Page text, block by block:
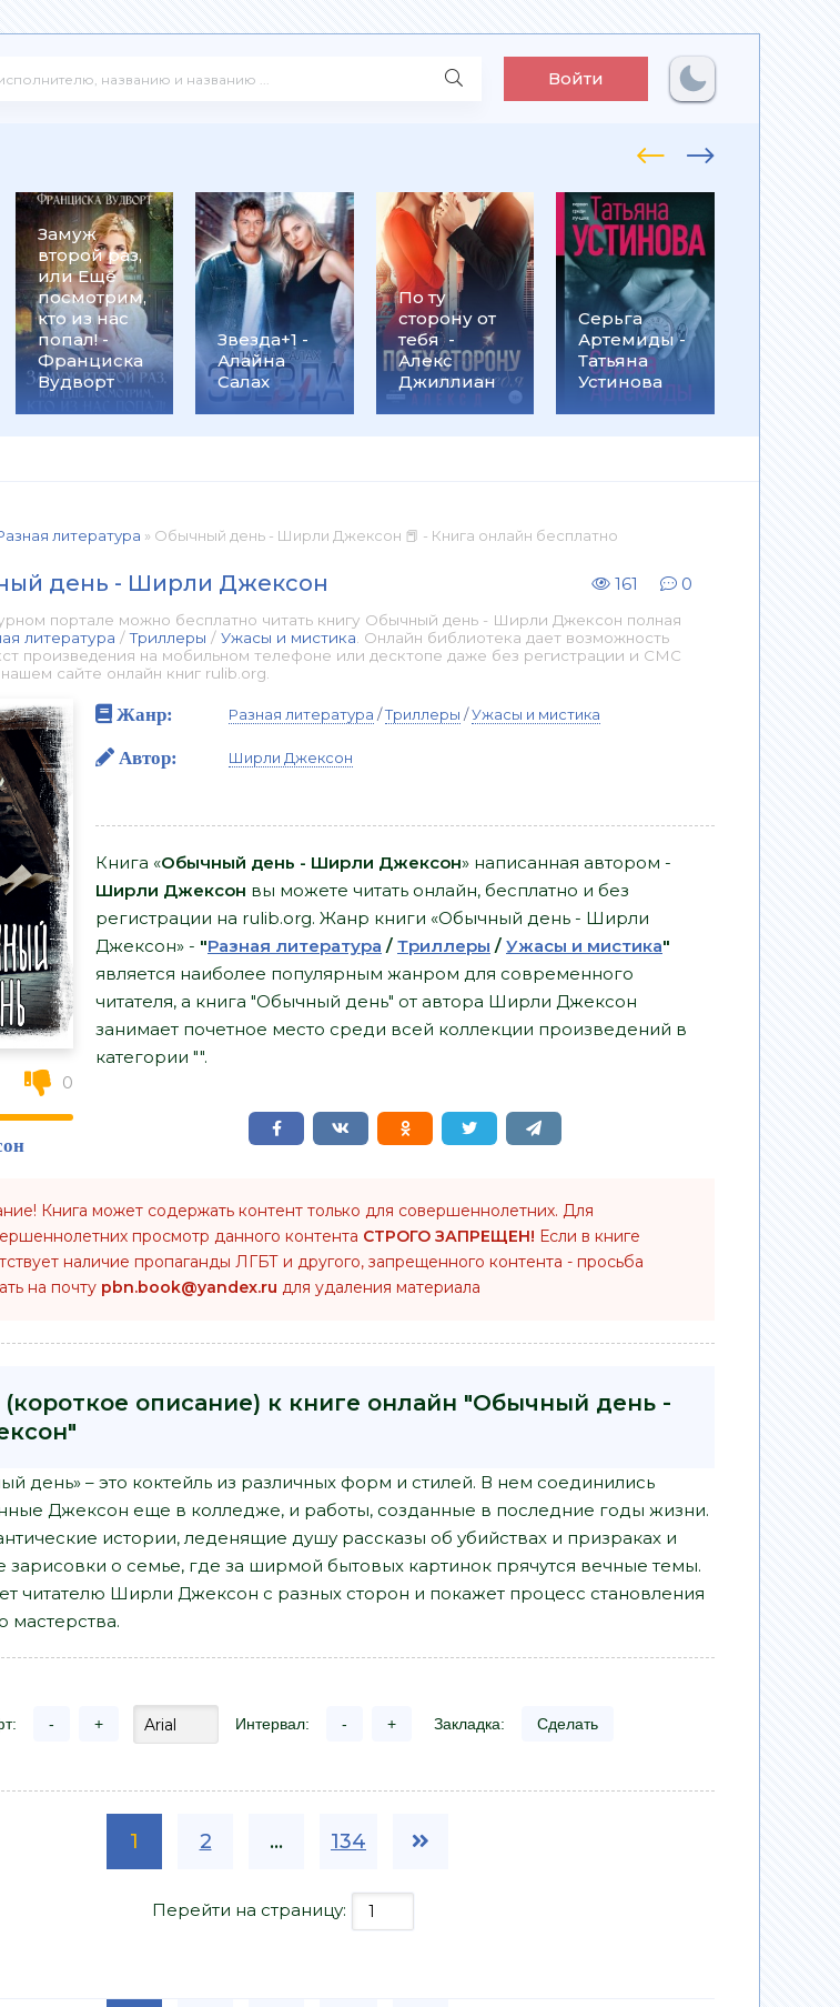
Войти
Замуж
второй раз,
или Ещё
посмотрим,
кто из нас
попал! -
Франциска
Вудворт
Звезда+1 -
Алайна
Салах
По ту
сторону от
тебя -
Алекс
Джиллиан
Серьга
Артемиды -
Татьяна
Устинова
на
- Ольга
Громыко
литература » Обычный день - Ширли Джексон 📕 - Книга онлайн бесплатно
день - Ширли Джексон 161 0
портале можно бесплатно читать книгу Обычный день - Ширли Джексон полная
литература /Триллеры / Ужасы и мистика . Онлайн библиотека дает возможность
произведения на мобильном телефоне или десктопе даже без регистрации и СМС
сайте онлайн книг rulib.org.
0
Жанр: Разная литература /Триллеры /Ужасы и мистика
Автор: Ширли Джексон
Книга «Обычный день - Ширли Джексон» написанная автором -
Ширли Джексон вы можете читать онлайн, бесплатно и без
регистрации на rulib.org. Жанр книги «Обычный день - Ширли
Джексон» - "Разная литература / Триллеры / Ужасы и мистика"
является наиболее популярным жанром для современного
читателя, а книга "Обычный день" от автора Ширли Джексон
занимает почетное место среди всей коллекции произведений в
категории "".
Книга может содержать контент только для совершеннолетних. Для
просмотр данного контента СТРОГО ЗАПРЕЩЕН! Если в книге
наличие пропаганды ЛГБТ и другого, запрещенного контента - просьба
на почту pbn.book@yandex.ru для удаления материала
описание) к книге онлайн "Обычный день -
день» – это коктейль из различных форм и стилей. В нем соединились
Джексон еще в колледже, и работы, созданные в последние годы жизни.
истории, леденящие душу рассказы об убийствах и призраках и
зарисовки о семье, где за ширмой бытовых картинок прячутся вечные темы.
читателю Ширли Джексон с разных сторон и покажет процесс становления
мастерства.
- + Интервал: - + Закладка: Сделать
1 2 ... 134
Перейти на страницу: